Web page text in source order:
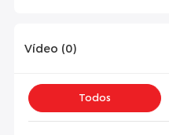
Vídeo (0)
Todos